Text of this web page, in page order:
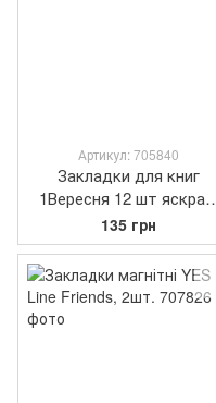
Артикул: 705840
Закладки для книг
1Вересня 12 шт яскраві
кольори
135 грн